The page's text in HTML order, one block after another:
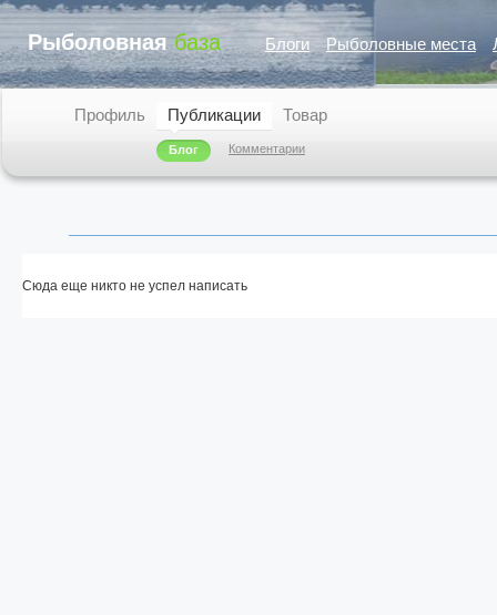
Рыболовная база Блоги Рыболовные места
Профиль Публикации
Блог Комментарии
Товар
Сюда еще никто не успел написать